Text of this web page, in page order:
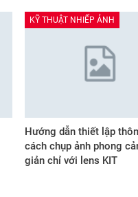
KỸ THUẬT NHIẾP ẢNH
Hướng dẫn thiết lập
cách chụp ảnh phong
giản chỉ với lens KIT